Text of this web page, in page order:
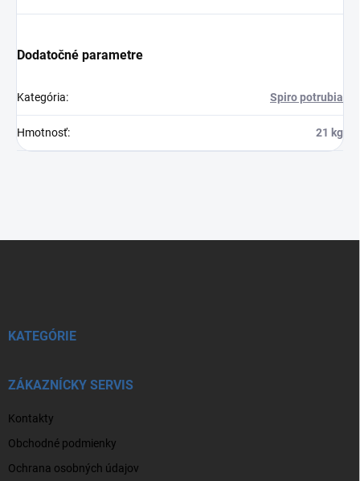
Dodatočné parametre
Kategória: Spiro potrubia
Hmotnosť: 21 kg
KATEGÓRIE
ZÁKAZNÍCKY SERVIS
Kontakty
Obchodné podmienky
Ochrana osobných údajov